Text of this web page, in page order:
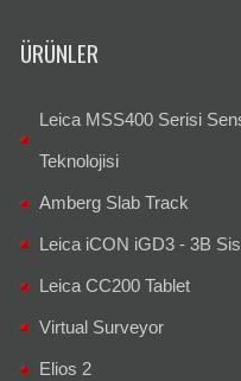
ÜRÜNLER
Leica MSS400 Serisi
Teknolojisi
Amberg Slab Track
Leica iCON iGD3 - 3B
Leica CC200 Tablet
Virtual Surveyor
Elios 2